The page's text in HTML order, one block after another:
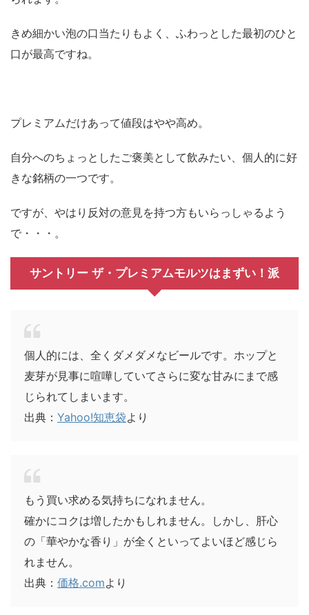
きめ細かい泡の口当たりもよく、ふわっとした最初のひと
口が最高ですね。
プレミアムだけあって値段はやや高め。
自分へのちょっとしたご褒美として飲みたい、個人的に好
きな銘柄の一つです。
ですが、やはり反対の意見を持つ方もいらっしゃるよう
で・・・。
サントリー ザ・プレミアムモルツはまずい！派
個人的には、全くダメダメなビールです。ホップと
麦芽が見事に喧嘩していてさらに変な甘みにまで感
じられてしまいます。
出典： Yahoo!知恵袋より
もう買い求める気持ちになれません。
確かにコクは増したかもしれません。しかし、肝心
の「華やかな香り」が全くといってよいほど感じら
れません。
出典： 価格.comより